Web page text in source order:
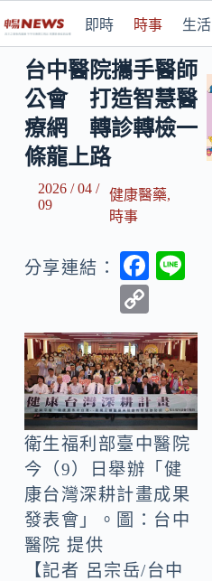
即時 時事 生活
台中醫院攜手醫師
公會 打造智慧醫
療網 轉診轉檢一
條龍上路
2026 / 04 /
09
健康醫藥,
時事
分享連結：
F
b
o
o
k
o
p
y
Li
n
k
衛生福利部臺中醫院
今（9）日舉辦「健
康台灣深耕計畫成果
發表會」。圖：台中
醫院 提供
【記者 呂宗岳/台中